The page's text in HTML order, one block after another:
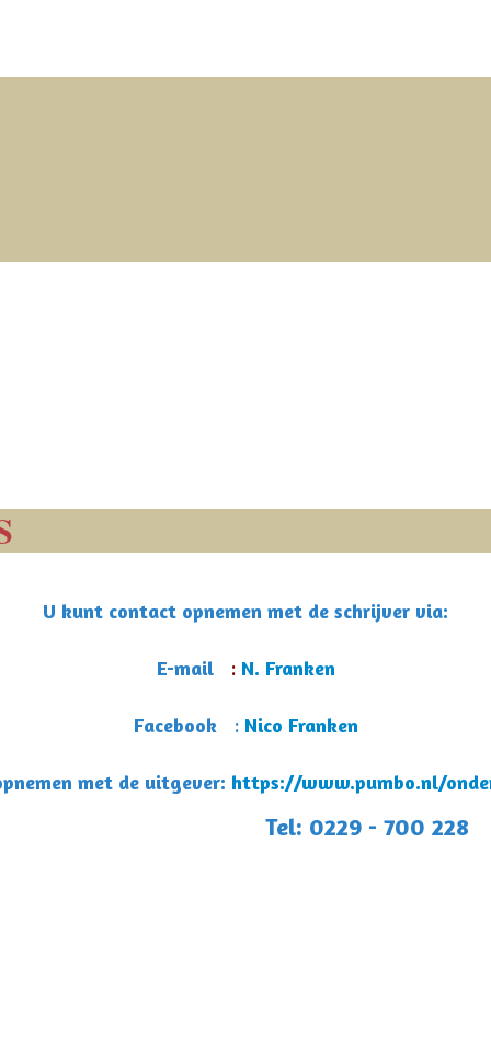
U kunt contact opnemen met de schrijver via:
E-mail: N. Franken
Facebook : Nico Franken
met de uitgever: https://www.pumbo.nl/
Tel: 0229 - 700 228